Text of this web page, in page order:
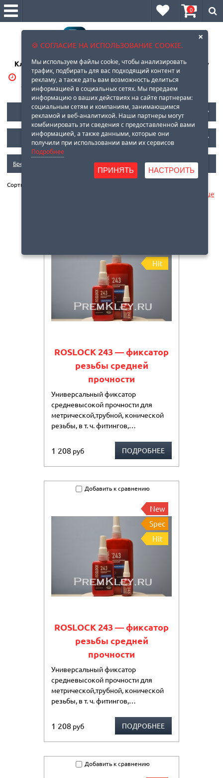
0
Клеи, герметики, очистители, смазки оптом и в розницу
ВРЕМЯ РАБОТЫ:
С 10-00 до 18-00
8 (929)569-88-96
КАТАЛОГ LOCTITE
НОВОСТИ
Бренды
Сортировать по:
Показать еще
Hit
ROSLOCK 243 — фиксатор
резьбы средней
прочности
Универсальный фиксатор
средневысокой прочности для
метрической,трубной, конической
резьбы, в т. ч. фитингов,…
1 208 руб ПОДРОБНЕЕ
Добавить к сравнению
New
Spec
Hit
ROSLOCK 243 — фиксатор
резьбы средней
прочности
Универсальный фиксатор
средневысокой прочности для
метрической,трубной, конической
резьбы, в т. ч. фитингов,…
1 208 руб ПОДРОБНЕЕ
Добавить к сравнению
×
🍪 СОГЛАСИЕ НА ИСПОЛЬЗОВАНИЕ COOKIE.
Мы используем файлы cookie, чтобы анализировать
трафик, подбирать для вас подходящий контент и
рекламу, а также дать вам возможность делиться
информацией в социальных сетях. Мы передаем
информацию о ваших действиях на сайте партнерам:
социальным сетям и компаниям, занимающимся
рекламой и веб-аналитикой. Наши партнеры могут
комбинировать эти сведения с предоставленной вами
информацией, а также данными, которые они
получили при использовании вами их сервисов
Подробнее
ПРИНЯТЬ НАСТРОИТЬ